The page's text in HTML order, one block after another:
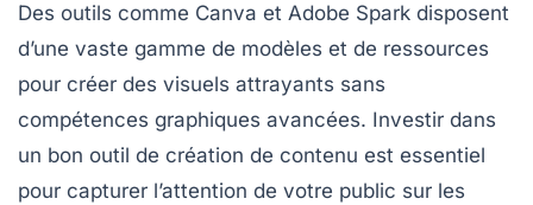
Des outils comme Canva et Adobe Spark disposent
d’une vaste gamme de modèles et de ressources
pour créer des visuels attrayants sans
compétences graphiques avancées. Investir dans
un bon outil de création de contenu est essentiel
pour capturer l’attention de votre public sur les